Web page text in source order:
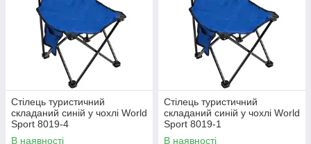
Стілець туристичний
складаний синій у чохлі World
Sport 8019-4
В наявності
Стілець туристичний
складаний синій у чохлі World
Sport 8019-1
В наявності